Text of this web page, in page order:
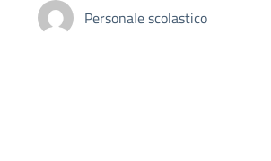
Personale scolastico